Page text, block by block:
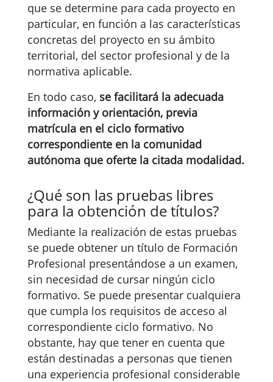
que se determine para cada proyecto en
particular, en función a las características
concretas del proyecto en su ámbito
territorial, del sector profesional y de la
normativa aplicable.
En todo caso, se facilitará la adecuada
información y orientación, previa
matrícula en el ciclo formativo
correspondiente en la comunidad
autónoma que oferte la citada modalidad.
¿Qué son las pruebas libres
para la obtención de títulos?
Mediante la realización de estas pruebas
se puede obtener un título de Formación
Profesional presentándose a un examen,
sin necesidad de cursar ningún ciclo
formativo. Se puede presentar cualquiera
que cumpla los requisitos de acceso al
correspondiente ciclo formativo. No
obstante, hay que tener en cuenta que
están destinadas a personas que tienen
una experiencia profesional considerable